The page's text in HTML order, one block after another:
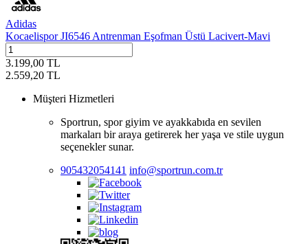
Adidas
Kocaelispor JI6546 Antrenman Eşofman Üstü Lacivert-Mavi
3.199,00 TL
2.559,20 TL
Müşteri Hizmetleri
Sportrun, spor giyim ve ayakkabıda en sevilen
markaları bir araya getirerek her yaşa ve stile uygun
seçenekler sunar.
905432054141 info@sportrun.com.tr